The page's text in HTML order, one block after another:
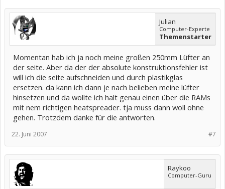
Julian
Computer-Experte
Themenstarter
Momentan hab ich ja noch meine großen 250mm Lüfter an
der seite. Aber da der der absolute konstruktionsfehler ist
will ich die seite aufschneiden und durch plastikglas
ersetzen. da kann ich dann je nach belieben meine lüfter
hinsetzen und da wollte ich halt genau einen über die RAMs
mit nem richtigen heatspreader. tja muss dann woll ohne
gehen. Trotzdem danke für die antworten.
#7
22. Juni 2007
Raykoo
Computer-Guru